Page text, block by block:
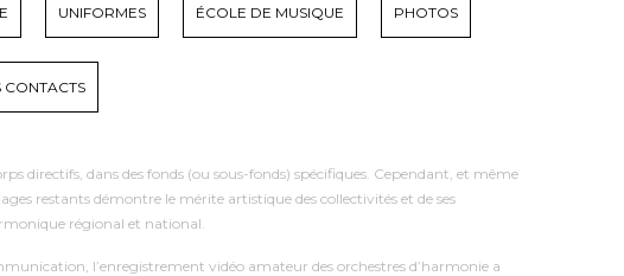
UNIFORMES ÉCOLE DE MUSIQUE PHOTOS
CONTACTS
directifs, dans des fonds (ou sous-fonds) spécifiques. Cependant, et même
restants démontre le mérite artistique des collectivités et de ses
régional et national.
l’enregistrement vidéo amateur des orchestres d’harmonie a